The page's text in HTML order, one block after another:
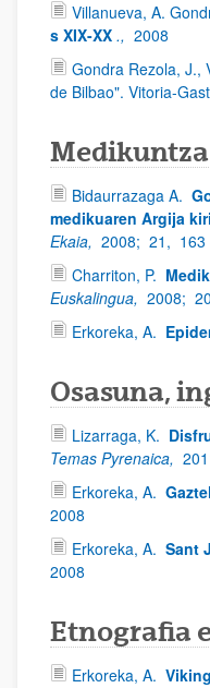
Villanueva, A.
s XIX-XX ., 2008
Gondra Rezola, J.,
de Bilbao". Vitoria-
Bidaurrazaga A.
medikuaren Argija
Ekaia, 2008; 21,
Charriton, P.
Euskalingua, 2008;
Erkoreka, A.
Osasuna,
Lizarraga, K.
Temas Pyrenaica,
Erkoreka, A.
2008
Erkoreka, A. Sant
2008
Etnografia
Erkoreka, A.